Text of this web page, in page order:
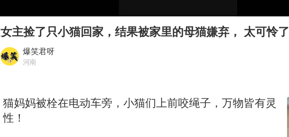
台风白海豚最新路径研判来了
船舶避风项目停工 多地全力防台风
服务实体经济 财政金融打出组合拳
女主捡了只小猫回家，结果被家里的母猫嫌弃， 太可怜了
爆笑君呀
河南
猫妈妈被栓在电动车旁，小猫们上前咬绳子，万物皆有灵
性！